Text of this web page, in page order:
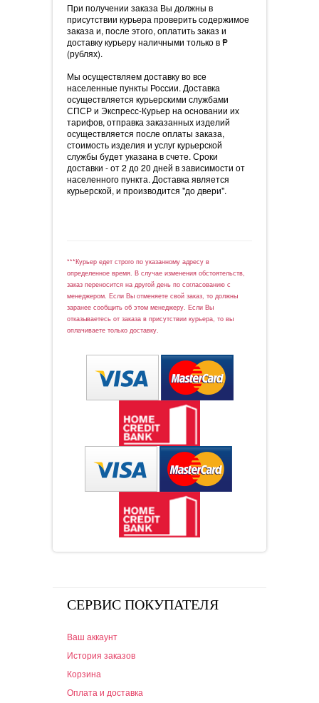
При получении заказа Вы должны в
присутствии курьера проверить содержимое
заказа и, после этого, оплатить заказ и
доставку курьеру наличными только в =
P
(рублях).
Мы осуществляем доставку во все
населенные пункты России. Доставка
осуществляется курьерскими службами
СПСР и Экспресс-Курьер на основании их
тарифов, отправка заказанных изделий
осуществляется после оплаты заказа,
стоимость изделия и услуг курьерской
службы будет указана в счете. Сроки
доставки - от 2 до 20 дней в зависимости от
населенного пункта. Доставка является
курьерской, и производится "до двери".
***Курьер едет строго по указанному адресу в
определенное время. В случае изменения обстоятельств,
заказ переносится на другой день по согласованию с
менеджером. Если Вы отменяете свой заказ, то должны
заранее сообщить об этом менеджеру. Если Вы
отказываетесь от заказа в присутствии курьера, то вы
оплачиваете только доставку.
СЕРВИС ПОКУПАТЕЛЯ
Ваш аккаунт
История заказов
Корзина
Оплата и доставка